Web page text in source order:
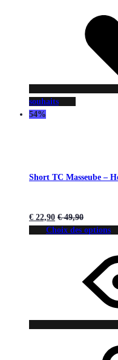
souhaits
54%
Short TC Masseube –
€ 22,90 €49,90
Choix des options